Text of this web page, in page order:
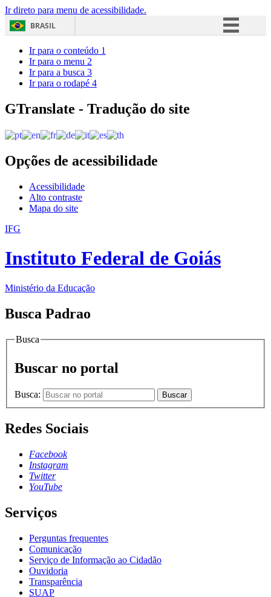
Ir direto para menu de acessibilidade.
BRASIL
Acesso à informação
Ir para o conteúdo 1
Ir para o menu 2
Ir para a busca 3
Ir para o rodapé 4
GTranslate - Tradução do site
Opções de acessibilidade
Acessibilidade
Alto contraste
Mapa do site
IFG
Instituto Federal de Goiás
Ministério da Educação
Busca Padrao
Busca
Buscar no portal
Busca: Buscar
Redes Sociais
Facebook
Instagram
Twitter
YouTube
Serviços
Perguntas frequentes
Comunicação
Serviço de Informação ao Cidadão
Ouvidoria
Transparência
SUAP